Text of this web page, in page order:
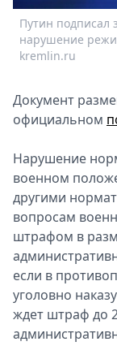
Metro
Путин подписал
нарушение
kremlin.ru
Документ
официальном
Нaрушение
военном
другими
вопросам
штрафом в
если в
уголовно
ждет штраф до